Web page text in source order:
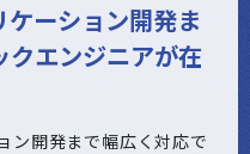
ーション開発ま
エンジニアが在
ン開発まで幅広く対応で